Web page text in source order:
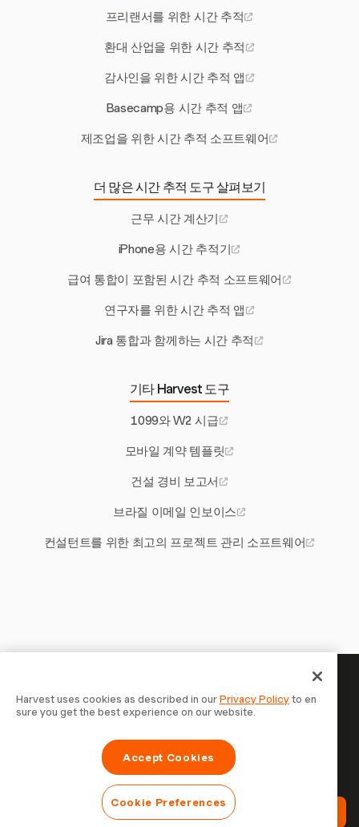
프리랜서를 위한 시간 추적
환대 산업을 위한 시간 추적
감사인을 위한 시간 추적 앱
Basecamp용 시간 추적 앱
제조업을 위한 시간 추적 소프트웨어
더 많은 시간 추적 도구 살펴보기
근무 시간 계산기
iPhone용 시간 추적기
급여 통합이 포함된 시간 추적 소프트웨어
연구자를 위한 시간 추적 앱
Jira 통합과 함께하는 시간 추적
기타 Harvest 도구
1099와 W2 시급
모바일 계약 템플릿
건설 경비 보고서
브라질 이메일 인보이스
컨설턴트를 위한 최고의 프로젝트 관리 소프트웨어
당신의 시간은 기록할 가치가 있
습니다 — 지금 시작하세요
Harvest로 시간을 추적하고, 고객에게 청구하고, 더 빠르게
결제를 받는 70,000개 이상의 기업에 합류하세요. 무료 체험,
Harvest uses cookies as described in ourPrivacy Policyto en
sure you get the best experience on our website.
Accept Cookies
Cookie Preferences